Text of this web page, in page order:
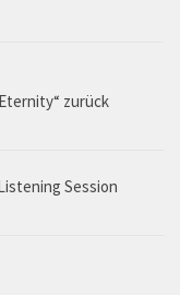
zurück
Session